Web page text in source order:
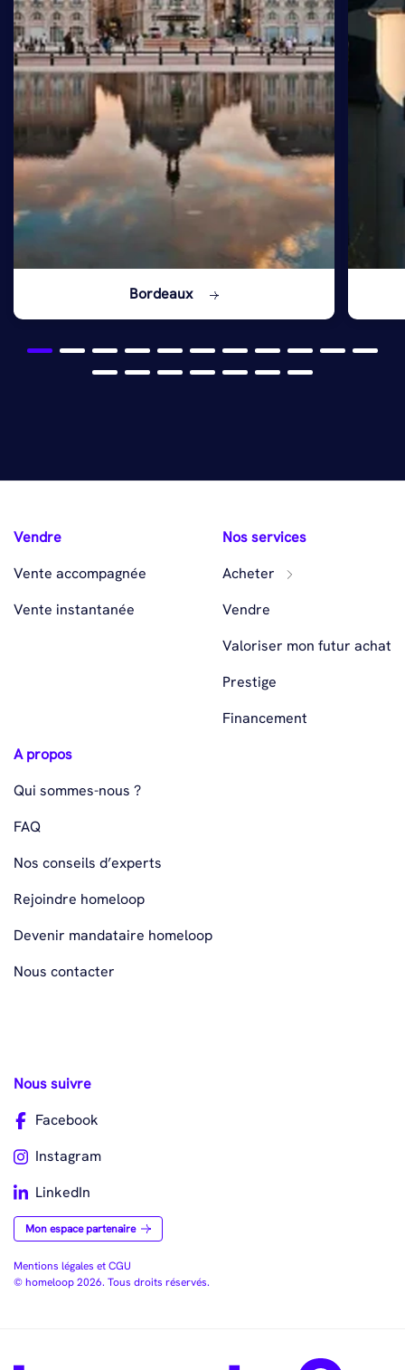
Bordeaux
Vendre
Vente accompagnée
Vente instantanée
Nos services
Acheter
Vendre
Valoriser mon futur achat
Prestige
Financement
A propos
Qui sommes-nous ?
FAQ
Nos conseils d’experts
Rejoindre homeloop
Devenir mandataire homeloop
Nous contacter
Nous suivre
Facebook
Instagram
LinkedIn
Mon espace partenaire
Mentions légales et CGU
© homeloop 2026. Tous droits réservés.